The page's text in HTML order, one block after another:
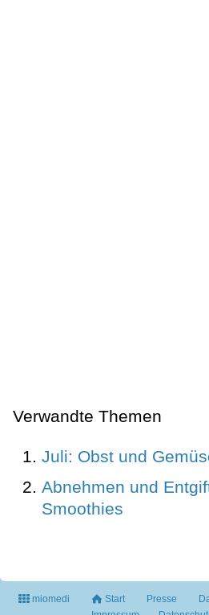
Verwandte Themen
Juli: Obst und
Abnehmen und
Smoothies
miomedi Start Presse